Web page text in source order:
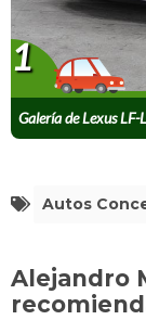
Galería de Lexus LF-
1
Autos
Alejandro